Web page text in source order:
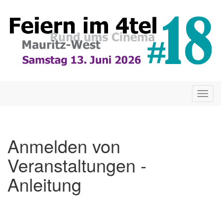
zum
Inhalt
Anmelden von
Veranstaltungen -
Anleitung